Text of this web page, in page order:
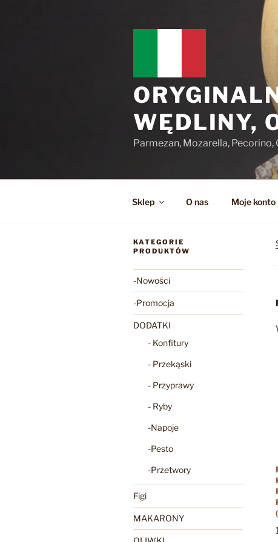
WĘDLINY,
Parmezan, Mozarella,
Sklep O nas Moje konto
KATEGORIE
PRODUKTÓW
-Nowości
-Promocja
DODATKI
- Konfitury
- Przekąski
- Przyprawy
- Ryby
-Napoje
-Pesto
-Przetwory
Figi
MAKARONY